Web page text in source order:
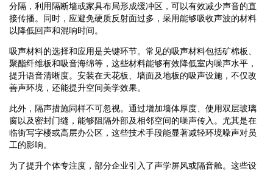
分隔，利用隔断墙或家具布局形成缓冲区，可以有效减少声音的直
接传播。同时，应避免硬质反射面过多，采用能够吸收声波的材料
以降低回声和混响时间。
吸声材料的选择和应用是关键环节。常见的吸声材料包括矿棉板、
聚酯纤维板和吸音海绵等，这些材料能够有效降低室内噪声水平，
提升语音清晰度。安装在天花板、墙面及地板的吸声设施，不仅改
善声环境，还能提升空间美学效果。
此外，隔声措施同样不可忽视。通过增加墙体厚度、使用双层玻璃
窗以及密封门缝，能够阻隔外部及相邻空间的噪声传入。尤其是在
临街写字楼或高层办公区，这些技术手段能显著减轻环境噪声对员
工的影响。
为了提升个体专注度，部分企业引入了声学屏风或隔音舱。这些设